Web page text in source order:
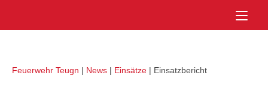
Feuerwehr Teugn | News | Einsätze | Einsatzbericht